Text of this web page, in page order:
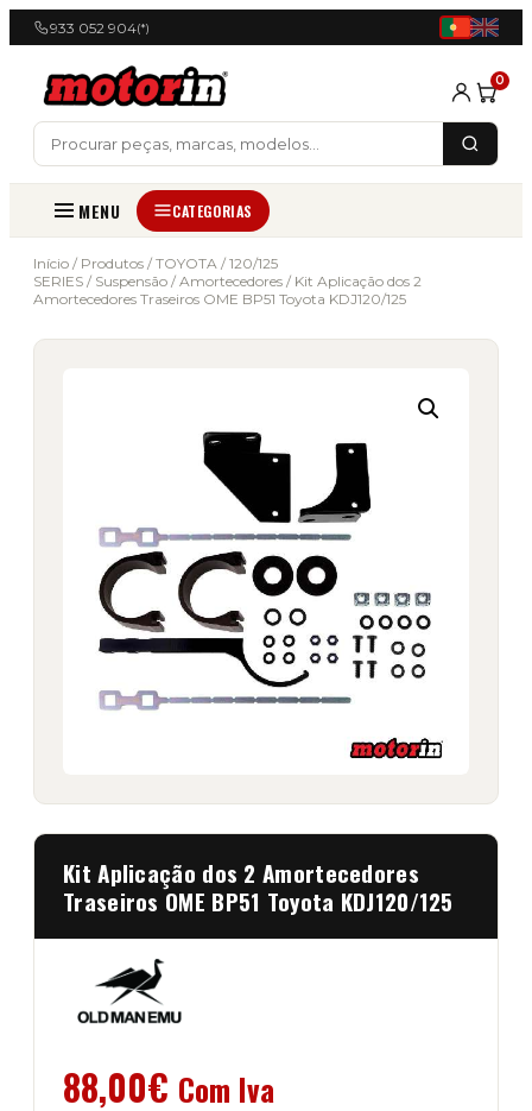
933 052 904(*)
0
MENU CATEGORIAS
Início / Produtos / TOYOTA / 120/125
SERIES / Suspensão / Amortecedores / Kit Aplicação dos 2
Amortecedores Traseiros OME BP51 Toyota KDJ120/125
Kit Aplicação dos 2 Amortecedores
Traseiros OME BP51 Toyota KDJ120/125
88,00€ Com Iva